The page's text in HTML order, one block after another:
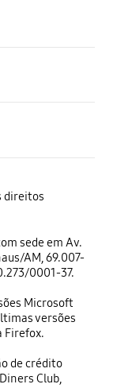
direitos
sede em Av.
AM, 69.007-
0001-37.
Microsoft
versões
Firefox.
de crédito
Club,